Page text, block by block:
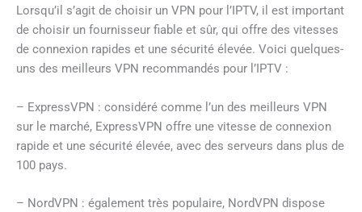
Lorsqu’il s’agit de choisir un VPN pour l’IPTV, il est important
de choisir un fournisseur fiable et sûr, qui offre des vitesses
de connexion rapides et une sécurité élevée. Voici quelques-
uns des meilleurs VPN recommandés pour l’IPTV :
– ExpressVPN : considéré comme l’un des meilleurs VPN
sur le marché, ExpressVPN offre une vitesse de connexion
rapide et une sécurité élevée, avec des serveurs dans plus de
100 pays.
– NordVPN : également très populaire, NordVPN dispose